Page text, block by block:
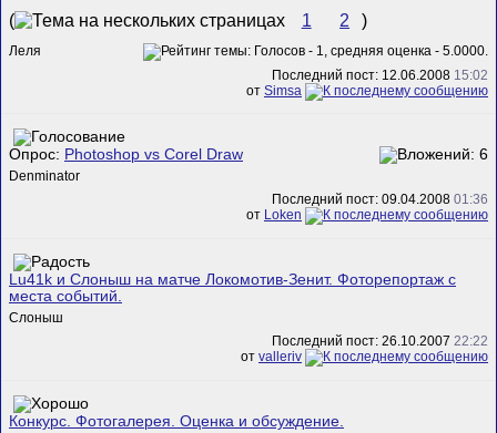
( 1 2 )
Леля
Последний пост: 12.06.2008 15:02
от Simsa
Опрос: Photoshop vs Corel Draw
Denminator
Последний пост: 09.04.2008 01:36
от Loken
Lu41k и Слоныш на матче Локомотив-Зенит. Фоторепортаж с
места событий.
Слоныш
Последний пост: 26.10.2007 22:22
от valleriv
Конкурс. Фотогалерея. Оценка и обсуждение.